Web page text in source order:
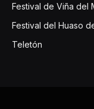
Festival de Viña del
Festival del Huaso
Teletón